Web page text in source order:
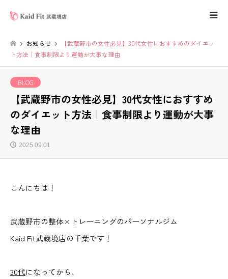
お知らせ
【武蔵野市の女性必見】30代女性におすすめのダイエッ
ト方法｜食事制限より運動が大事な理由
BLOG
【武蔵野市の女性必見】30代女性におすすめ
のダイエット方法｜食事制限より運動が大事
な理由
2025.09.01
こんにちは！
武蔵野市の整体×トレーニングのパーソナルジム
Kaid Fit武蔵境店の千葉です！
30代になってから、